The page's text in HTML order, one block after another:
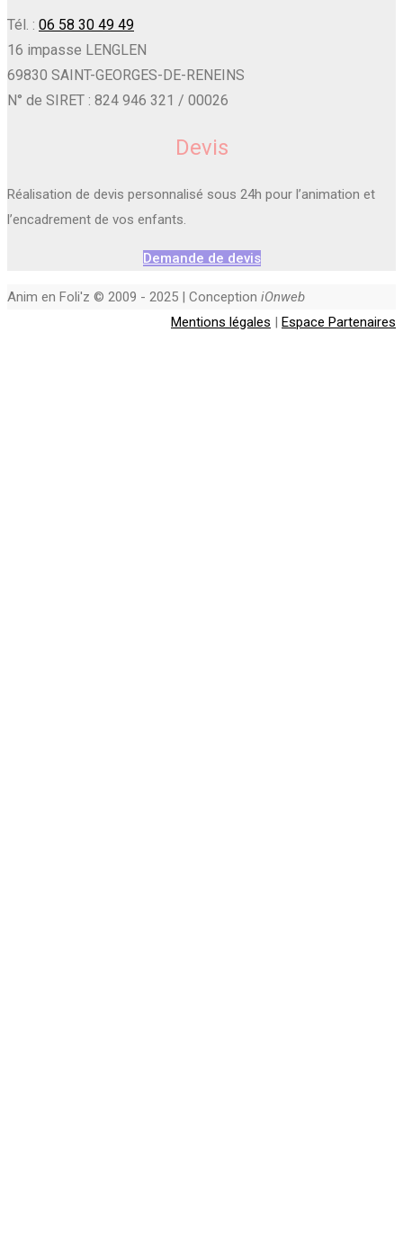
Tél. : 06 58 30 49 49
16 impasse LENGLEN
69830 SAINT-GEORGES-DE-RENEINS
N° de SIRET : 824 946 321 / 00026
Devis
Réalisation de devis personnalisé sous 24h pour l’animation et
l’encadrement de vos enfants.
Demande de devis
Anim en Foli'z © 2009 - 2025 | Conception iOnweb
Mentions légales | Espace Partenaires